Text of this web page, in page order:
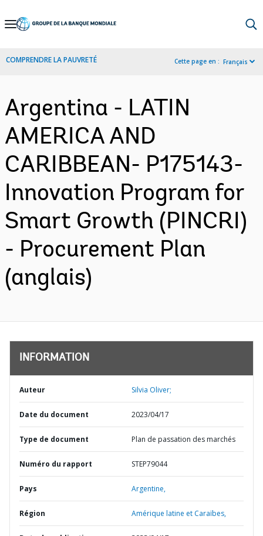
Skip
Navigation
COMPRENDRE LA PAUVRETÉ Cette page en : Français
Argentina - LATIN
AMERICA AND
CARIBBEAN- P175143-
Innovation Program for
Smart Growth (PINCRI)
- Procurement Plan
(anglais)
INFORMATION
Auteur Silvia Oliver;
Date du document 2023/04/17
Type de document Plan de passation des marchés
Numéro du rapport STEP79044
Pays Argentine,
Région Amérique latine et Caraïbes,